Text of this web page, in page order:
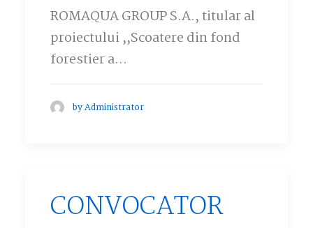
ROMAQUA GROUP S.A., titular al
proiectului ,,Scoatere din fond
forestier a…
by Administrator
CONVOCATOR